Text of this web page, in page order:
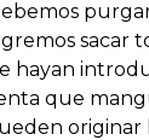
sacar
hayan
que
originar